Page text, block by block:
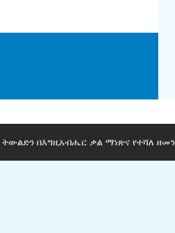
በእግዚአብሔር ቃል ማነጽና የተሻለ